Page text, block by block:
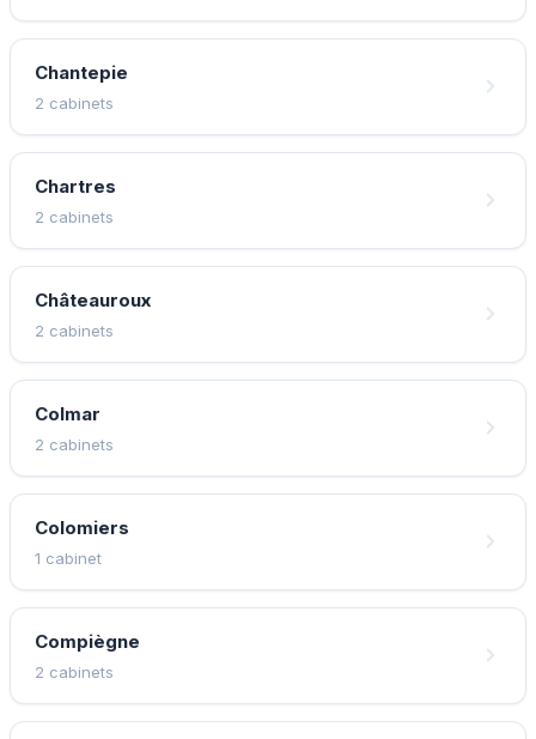
Chantepie
2 cabinets
Chartres
2 cabinets
Châteauroux
2 cabinets
Colmar
2 cabinets
Colomiers
1 cabinet
Compiègne
2 cabinets